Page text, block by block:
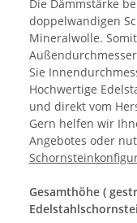
Die Dämmstärke
doppelwandigen
Mineralwolle.
Sie
Hochwertige
und direkt vom
Gern helfen wir
Angebotes oder
Gesamthöhe (